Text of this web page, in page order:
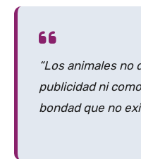
“Los animales no
publicidad ni
bondad que no